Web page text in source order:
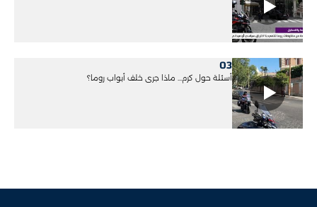
03
أسئلة حول كرم... ماذا جرى خلف أبواب روما؟